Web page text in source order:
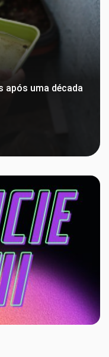
após uma década